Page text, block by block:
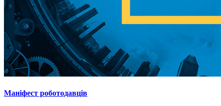
Маніфест роботодавців